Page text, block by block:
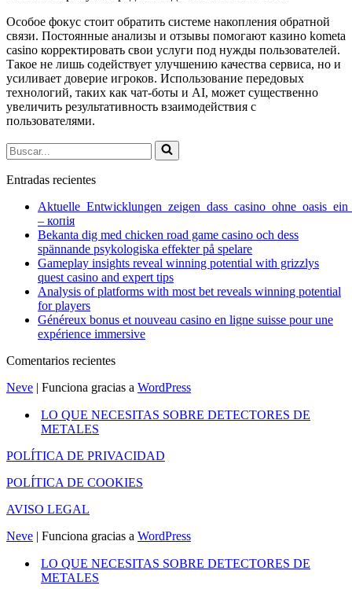
Особое фокус стоит обратить системе накопления обратной
связи. Постоянные анализы и отзывы помогают казино kometa
casino корректировать свои услуги под нужды пользователей.
Такое не лишь содействует улучшению качества сервиса, но и
усиливает доверие игроков. Использование передовых
технологий, таких как чат-боты и AI, может существенно
увеличить результативность взаимодействия с
пользователями.
Buscar...
Entradas recientes
– копія
Bekanta dig med chicken road game casino och dess
spännande psykologiska effekter på spelare
Gameplay insights reveal winning potential with grizzlys
quest casino and expert tips
Analysis of platforms with most bet reveals winning potential
for players
Généreux bonus et nouveau casino en ligne suisse pour une
expérience immersive
Comentarios recientes
Neve | Funciona gracias a WordPress
LO QUE NECESITAS SOBRE DETECTORES DE
METALES
POLÍTICA DE PRIVACIDAD
POLÍTICA DE COOKIES
AVISO LEGAL
Neve | Funciona gracias a WordPress
LO QUE NECESITAS SOBRE DETECTORES DE
METALES